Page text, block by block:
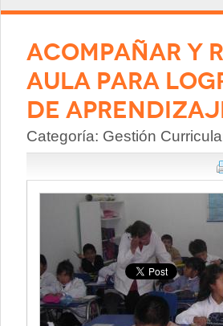
ACOMPAÑAR Y
AULA PARA
DE
Categoría: Gestión